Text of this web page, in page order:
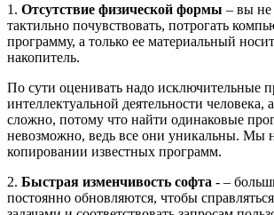
1. Отсутствие физической формы – вы не
тактильно почувствовать, потрогать
программу, а только ее материальный
накопитель.
По сути оценивать надо исключительные
интеллектуальной деятельности человека,
сложно, потому что найти одинаковые
невозможно, ведь все они уникальны. Мы
копировании известных программ.
2. Быстрая изменчивость софта - –
постоянно обновляются, чтобы